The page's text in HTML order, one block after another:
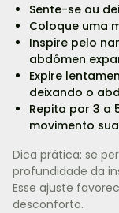
Sente-se ou
Coloque uma
Inspire pelo
abdômen
Expire
deixando o
Repita por 3 a
movimento
Dica prática: se
profundidade da
Esse ajuste
desconforto.